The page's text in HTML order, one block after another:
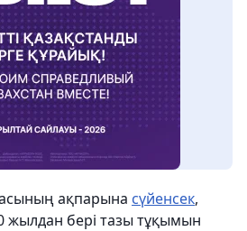
ақпарына сүйенсек,
жылдан бері тазы тұқымын